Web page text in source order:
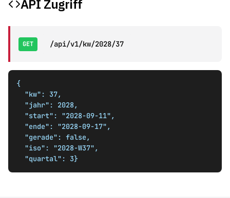
API Zugriff
GET /api/v1/kw/2028/37
{
  "quartal": 3}